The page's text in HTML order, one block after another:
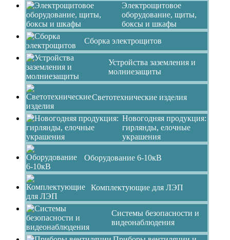
Электрощитовое
оборудование, щиты,
боксы и шкафы
Сборка электрощитов
Устройства заземления и
молниезащиты
Светотехнические изделия
Новогодняя продукция:
гирлянды, елочные
украшения
Оборудование 6-10кВ
Комплектующие для ЛЭП
Системы безопасности и
видеонаблюдения